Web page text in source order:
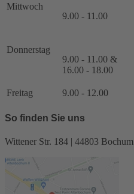
Mittwoch
9.00 - 11.00
Donnerstag
9.00 - 11.00 &
16.00 - 18.00
Freitag 9.00 - 12.00
So finden Sie uns
Wittener Str. 184 | 44803 Bochum